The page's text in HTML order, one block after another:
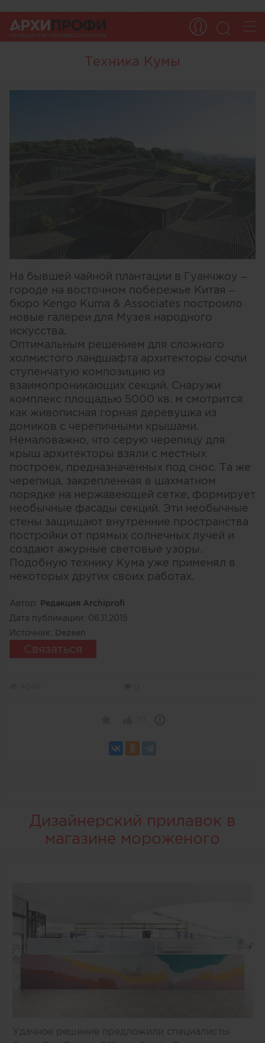
Техника Кумы
На бывшей чайной плантации в Гуанчжоу –
городе на восточном побережье Китая –
бюро Kengo Kuma & Associates построило
новые галереи для Музея народного
искусства.
Оптимальным решением для сложного
холмистого ландшафта архитекторы сочли
ступенчатую композицию из
взаимопроникающих секций. Снаружи
комплекс площадью 5000 кв. м смотрится
как живописная горная деревушка из
домиков с черепичными крышами.
Немаловажно, что серую черепицу для
крыш архитекторы взяли с местных
построек, предназначенных под снос. Та же
черепица, закрепленная в шахматном
порядке на нержавеющей сетке, формирует
необычные фасады секций. Эти необычные
стены защищают внутренние пространства
постройки от прямых солнечных лучей и
создают ажурные световые узоры.
Подобную технику Кума уже применял в
некоторых других своих работах.
Автор: Редакция Archiprofi
Дата публикации: 06.11.2015
Источник: Dezeen
Связаться
Дизайнерский прилавок в
магазине мороженого
Удачное решение предложили специалисты